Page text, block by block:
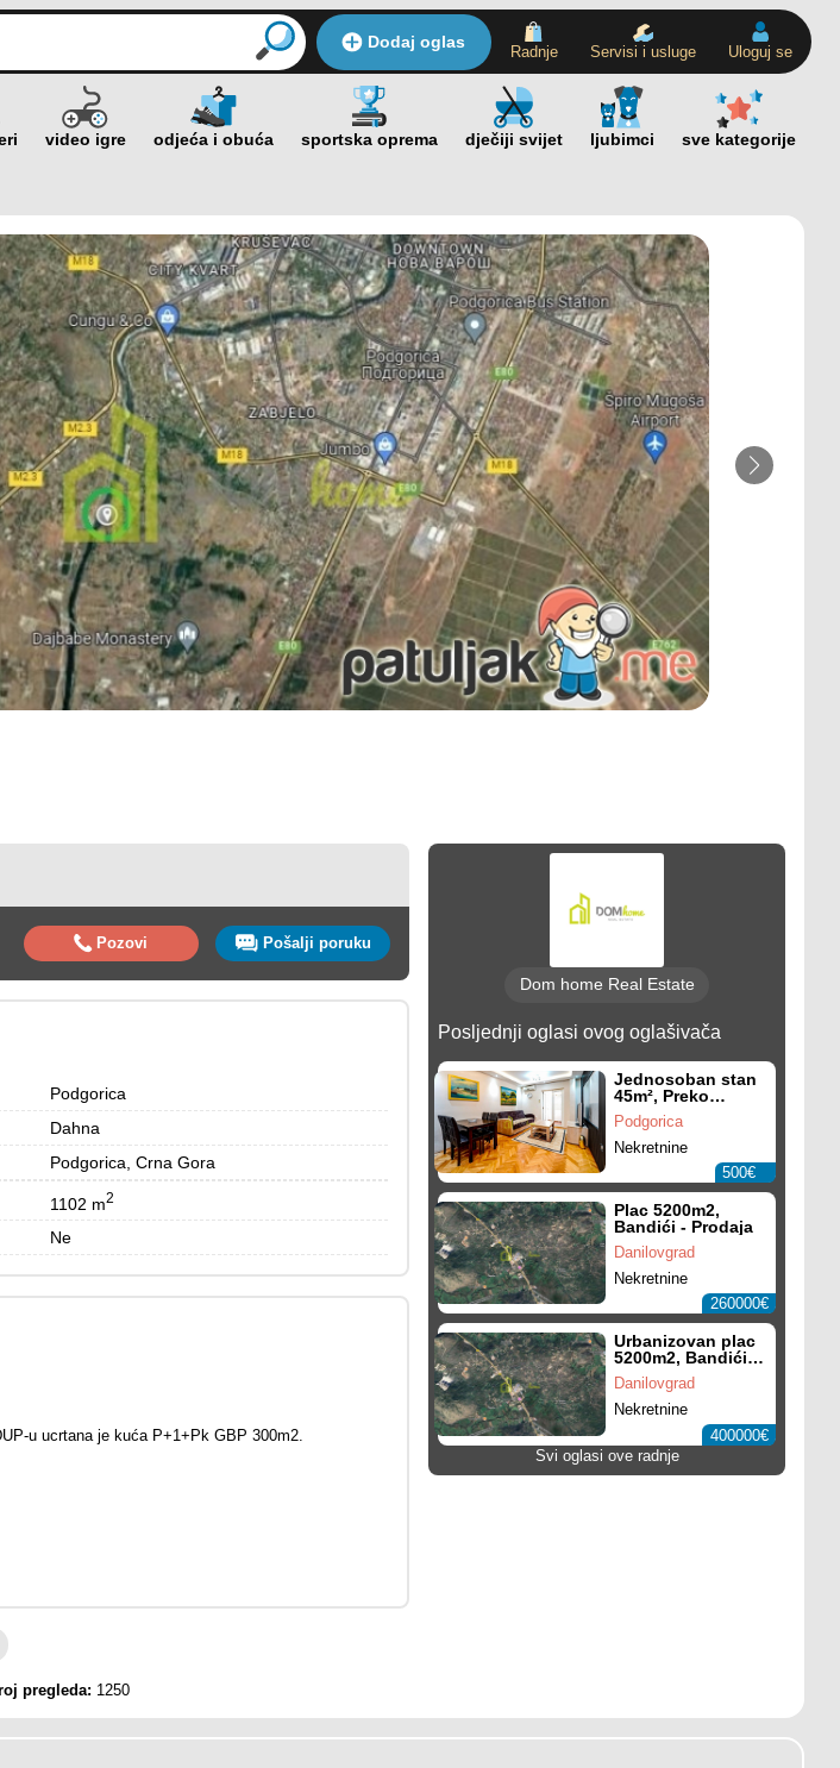
Dodaj oglas
Radnje Servisi i usluge Uloguj se
Pozovi Pošalji poruku
Podgorica
Dahna
Podgorica, Crna Gora
1102 m2
Ne
u ucrtana je kuća P+1+Pk GBP 300m2.
Dom home Real Estate
Posljednji oglasi ovog oglašivača
Jednosoban stan
45m², Preko
Morače -
Izdavanje,
Namješten,
Parking mjesto
Podgorica
Nekretnine
500€
Plac 5200m2,
Bandići - Prodaja
Danilovgrad
Nekretnine
260000€
Urbanizovan plac
5200m2, Bandići -
Prodaja
Danilovgrad
Nekretnine
400000€
Svi oglasi ove radnje
pregleda: 1250